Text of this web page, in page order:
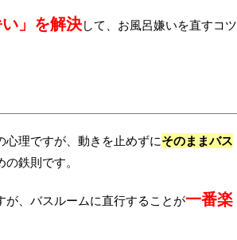
い」を解決して、お風呂嫌いを直すコツ
理ですが、動きを止めずにそのままバス
鉄則です。
、バスルームに直行することが一番楽